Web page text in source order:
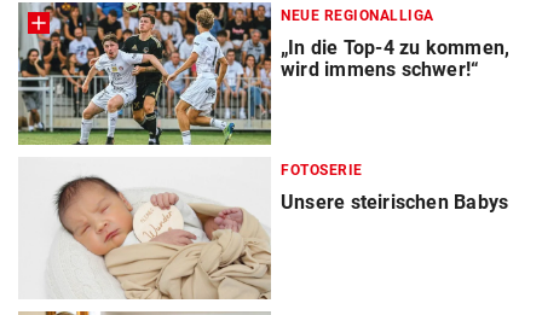
NEUE REGIONALLIGA
„In die Top-4 zu kommen,
wird immens schwer!“
FOTOSERIE
Unsere steirischen Babys